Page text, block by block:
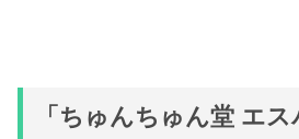
「ちゅんちゅん堂 エス